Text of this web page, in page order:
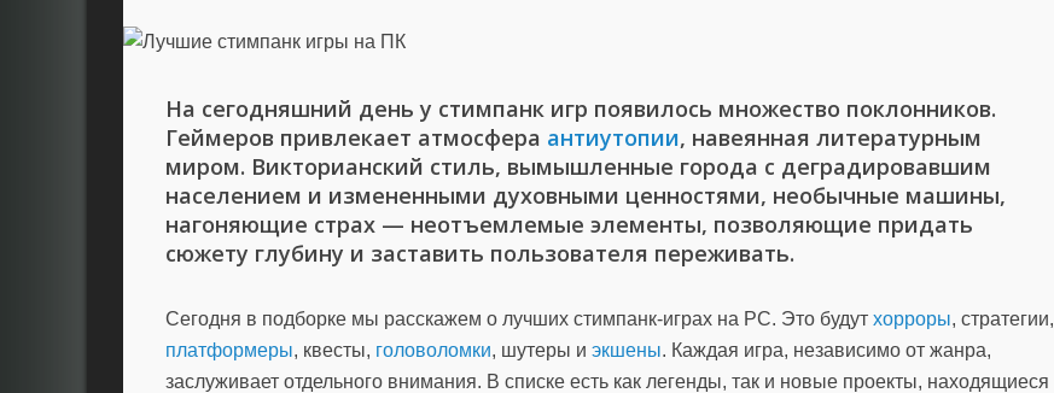
На сегодняшний день у стимпанк игр появилось множество поклонников.
Геймеров привлекает атмосфера антиутопии, навеянная литературным
миром. Викторианский стиль, вымышленные города с деградировавшим
населением и измененными духовными ценностями, необычные машины,
нагоняющие страх — неотъемлемые элементы, позволяющие придать
сюжету глубину и заставить пользователя переживать.
Сегодня в подборке мы расскажем о лучших стимпанк-играх на PC. Это будут хорроры, стратегии,
платформеры, квесты, головоломки, шутеры и экшены. Каждая игра, независимо от жанра,
заслуживает отдельного внимания. В списке есть как легенды, так и новые проекты, находящиеся